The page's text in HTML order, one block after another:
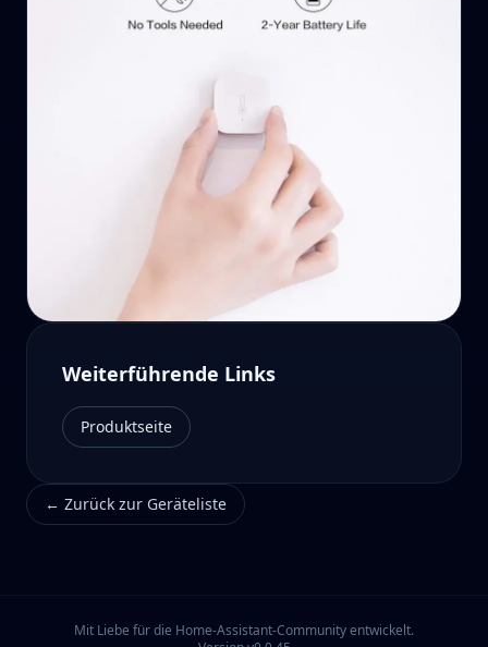
Weiterführende Links
Produktseite
← Zurück zur Geräteliste
Mit Liebe für die Home-Assistant-Community entwickelt.